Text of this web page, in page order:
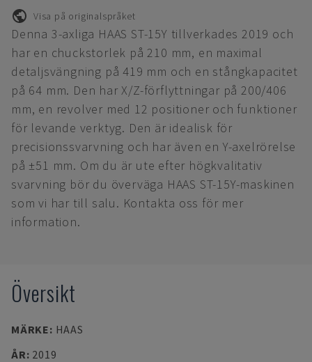
Visa på originalspråket
Denna 3-axliga HAAS ST-15Y tillverkades 2019 och
har en chuckstorlek på 210 mm, en maximal
detaljsvängning på 419 mm och en stångkapacitet
på 64 mm. Den har X/Z-förflyttningar på 200/406
mm, en revolver med 12 positioner och funktioner
för levande verktyg. Den är idealisk för
precisionssvarvning och har även en Y-axelrörelse
på ±51 mm. Om du är ute efter högkvalitativ
svarvning bör du överväga HAAS ST-15Y-maskinen
som vi har till salu. Kontakta oss för mer
information.
Översikt
MÄRKE: HAAS
ÅR: 2019